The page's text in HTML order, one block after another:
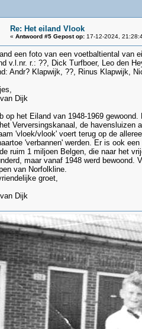
Re: Het eiland Vlook
« Antwoord #5 Gepost op:17-12-2024,
een foto van een voetbaltiental van
v.l.nr. r.: ??, Dick Turfboer, Leo den
Andr? Klapwijk, ??, Rinus Klapwijk,
Dijk
op het Eiland van 1948-1969
Verversingskanaal, de havensluizen
'vloek/vlook' voert terug op de
'verbannen' werden. Er is ook
ruim 1 miljoen Belgen, die naar het
maar vanaf 1948 werd bewoond.
van Norfolkline.
groet,
Dijk